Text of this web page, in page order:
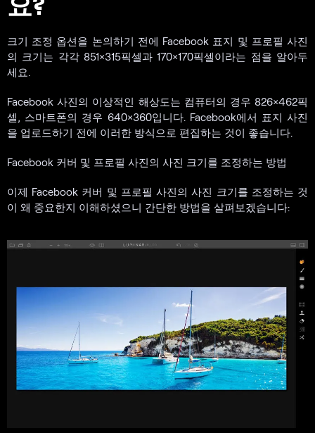
크기 조정 옵션을 논의하기 전에 Facebook 표지 및 프로필 사진
의 크기는 각각 851×315픽셀과 170×170픽셀이라는 점을 알아두
세요.
Facebook 사진의 이상적인 해상도는 컴퓨터의 경우 826×462픽
셀, 스마트폰의 경우 640×360입니다. Facebook에서 표지 사진
을 업로드하기 전에 이러한 방식으로 편집하는 것이 좋습니다.
Facebook 커버 및 프로필 사진의 사진 크기를 조정하는 방법
이제 Facebook 커버 및 프로필 사진의 사진 크기를 조정하는 것
이 왜 중요한지 이해하셨으니 간단한 방법을 살펴보겠습니다: